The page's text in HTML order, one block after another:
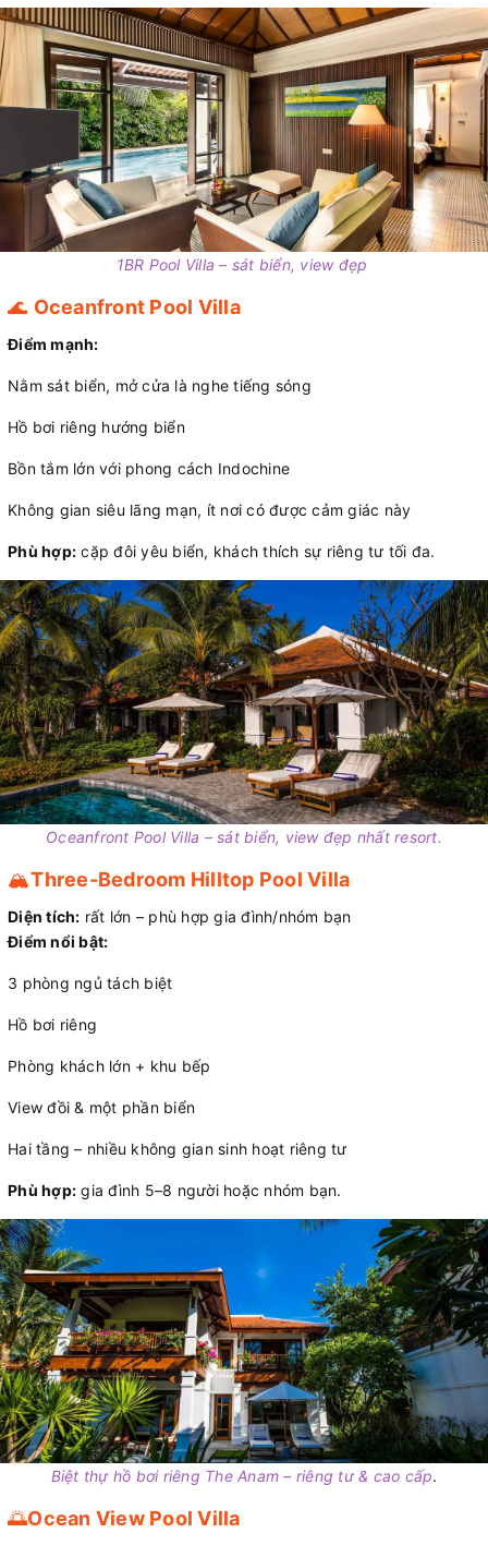
1BR Pool Villa – sát biển, view đẹp
🌊 Oceanfront Pool Villa
Điểm mạnh:
Nằm sát biển, mở cửa là nghe tiếng sóng
Hồ bơi riêng hướng biển
Bồn tắm lớn với phong cách Indochine
Không gian siêu lãng mạn, ít nơi có được cảm giác này
Phù hợp: cặp đôi yêu biển, khách thích sự riêng tư tối đa.
Oceanfront Pool Villa – sát biển, view đẹp nhất resort.
🏔️Three-Bedroom Hilltop Pool Villa
Diện tích: rất lớn – phù hợp gia đình/nhóm bạn
Điểm nổi bật:
3 phòng ngủ tách biệt
Hồ bơi riêng
Phòng khách lớn + khu bếp
View đồi & một phần biển
Hai tầng – nhiều không gian sinh hoạt riêng tư
Phù hợp: gia đình 5–8 người hoặc nhóm bạn.
Biệt thự hồ bơi riêng The Anam – riêng tư & cao cấp.
🌅Ocean View Pool Villa